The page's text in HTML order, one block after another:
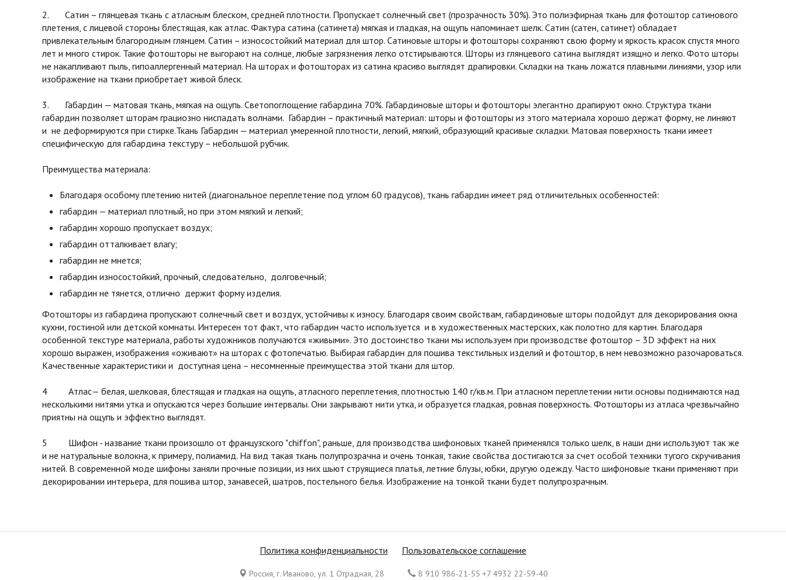
2. Сатин – глянцевая ткань с атласным блеском, средней плотности. Пропускает солнечный свет (прозрачность 30%). Это полиэфирная ткань для фотоштор сатинового
плетения, с лицевой стороны блестящая, как атлас. Фактура сатина (сатинета) мягкая и гладкая, на ощупь напоминает шелк. Сатин (сатен, сатинет) обладает
привлекательным благородным глянцем. Сатин – износостойкий материал для штор. Сатиновые шторы и фотошторы сохраняют свою форму и яркость красок спустя много
лет и много стирок. Такие фотошторы не выгорают на солнце, любые загрязнения легко отстирываются. Шторы из глянцевого сатина выглядят изящно и легко. Фото шторы
не накапливают пыль, гипоаллергенный материал. На шторах и фотошторах из сатина красиво выглядят драпировки. Складки на ткань ложатся плавными линиями, узор или
изображение на ткани приобретает живой блеск.
3. Габардин — матовая ткань, мягкая на ощупь. Светопоглощение габардина 70%. Габардиновые шторы и фотошторы элегантно драпируют окно. Структура ткани
габардин позволяет шторам грациозно ниспадать волнами. Габардин – практичный материал: шторы и фотошторы из этого материала хорошо держат форму, не линяют
и не деформируются при стирке.Ткань Габардин — материал умеренной плотности, легкий, мягкий, образующий красивые складки. Матовая поверхность ткани имеет
специфическую для габардина текстуру – небольшой рубчик.
Преимущества материала:
Благодаря особому плетению нитей (диагональное переплетение под углом 60 градусов), ткань габардин имеет ряд отличительных особенностей:
габардин — материал плотный, но при этом мягкий и легкий;
габардин хорошо пропускает воздух;
габардин отталкивает влагу;
габардин не мнется;
габардин износостойкий, прочный, следовательно, долговечный;
габардин не тянется, отлично держит форму изделия.
Фотошторы из габардина пропускают солнечный свет и воздух, устойчивы к износу. Благодаря своим свойствам, габардиновые шторы подойдут для декорирования окна
кухни, гостиной или детской комнаты. Интересен тот факт, что габардин часто используется и в художественных мастерских, как полотно для картин. Благодаря
особенной текстуре материала, работы художников получаются «живыми». Это достоинство ткани мы используем при производстве фотоштор – 3D эффект на них
хорошо выражен, изображения «оживают» на шторах с фотопечатью. Выбирая габардин для пошива текстильных изделий и фотоштор, в нем невозможно разочароваться.
Качественные характеристики и доступная цена – несомненные преимущества этой ткани для штор.
4 Атлас— белая, шелковая, блестящая и гладкая на ощупь, атласного переплетения, плотностью 140 г/кв.м. При атласном переплетении нити основы поднимаются над
несколькими нитями утка и опускаются через большие интервалы. Они закрывают нити утка, и образуется гладкая, ровная поверхность. Фотошторы из атласа чрезвычайно
приятны на ощупь и эффектно выглядят.
5 Шифон - название ткани произошло от французского "chiffon", раньше, для производства шифоновых тканей применялся только шелк, в наши дни используют так же
и не натуральные волокна, к примеру, полиамид. На вид такая ткань полупрозрачна и очень тонкая, такие свойства достигаются за счет особой техники тугого скручивания
нитей. В современной моде шифоны заняли прочные позиции, из них шьют струящиеся платья, летние блузы, юбки, другую одежду. Часто шифоновые ткани применяют при
декорировании интерьера, для пошива штор, занавесей, шатров, постельного белья. Изображение на тонкой ткани будет полупрозрачным.
Политика конфиденциальности Пользовательское соглашение
Россия, г. Иваново, ул. 1 Отрадная, 28 8 910 986-21-55 +7 4932 22-59-40